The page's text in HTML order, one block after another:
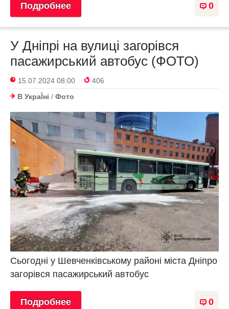
0
Подробнее
У Дніпрі на вулиці загорівся
пасажирський автобус (ФОТО)
15.07.2024 08:00
406
В УкраЇнi / Фото
Сьогодні у Шевченківському районі міста Дніпро
загорівся пасажирський автобус
0
Подробнее